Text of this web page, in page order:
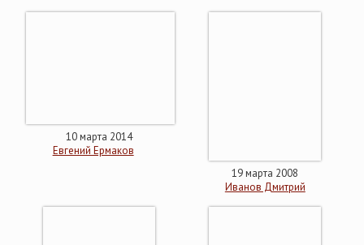
10 марта 2014
Евгений Ермаков
19 марта 2008
Иванов Дмитрий